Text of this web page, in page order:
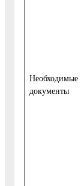
Необходимые
документы